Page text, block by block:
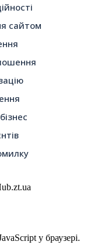
сайтом
у браузері.